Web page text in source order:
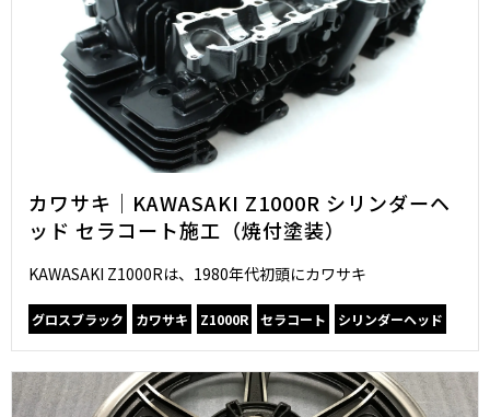
カワサキ｜KAWASAKI Z1000R シリンダーヘ
ッド セラコート施工（焼付塗装）
KAWASAKI Z1000Rは、1980年代初頭にカワサキ
グロスブラック カワサキ Z1000R セラコート シリンダーヘッド